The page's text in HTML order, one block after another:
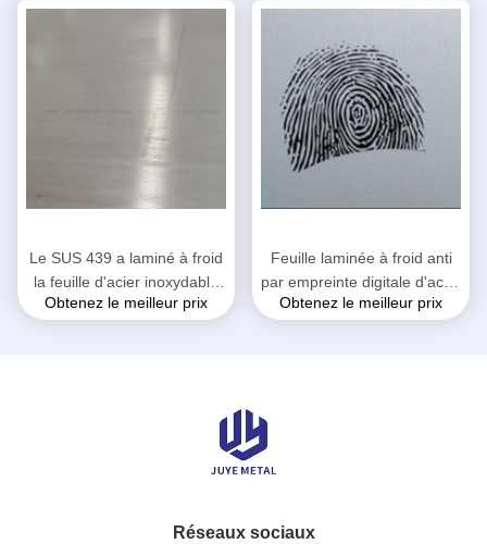
Le SUS 439 a laminé à froid
la feuille d'acier inoxydable
pour la vaisselle de
Obtenez le meilleur prix
Feuille laminée à froid anti
par empreinte digitale d'acier
inoxydable épaisseur de
Obtenez le meilleur prix
Réseaux sociaux